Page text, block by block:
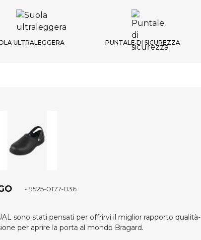
ULTRALEGGERA PUNTALE DI SICUREZZA
- 9525-0177-036
sono stati pensati per offrirvi il miglior rapporto qualità-
per aprire la porta al mondo Bragard.